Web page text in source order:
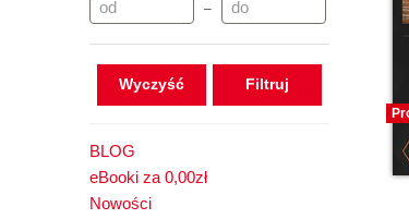
–
Wyczyść
BLOG
eBooki za 0,00zł
Nowości